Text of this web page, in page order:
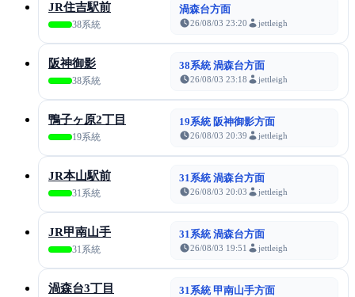
JR住吉駅前
38系統
渦森台方面
26/08/03 23:20 jettleigh
阪神御影
38系統
38系統 渦森台方面
26/08/03 23:18 jettleigh
鴨子ヶ原2丁目
19系統
19系統 阪神御影方面
26/08/03 20:39 jettleigh
JR本山駅前
31系統
31系統 渦森台方面
26/08/03 20:03 jettleigh
JR甲南山手
31系統
31系統 渦森台方面
26/08/03 19:51 jettleigh
渦森台3丁目 31系統 甲南山手方面